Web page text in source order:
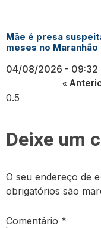
Mãe é presa
meses no Maranhão
04/08/2026 09:32
«
Deixe um
O seu endereço de
obrigatórios são
Comentário *